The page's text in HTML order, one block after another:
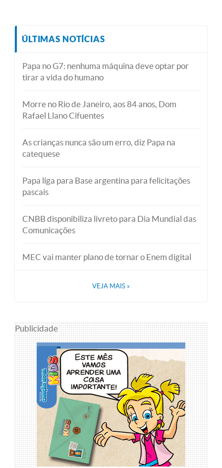
ÚLTIMAS NOTÍCIAS
Papa no G7: nenhuma máquina deve optar por
tirar a vida do humano
Morre no Rio de Janeiro, aos 84 anos, Dom
Rafael Llano Cifuentes
As crianças nunca são um erro, diz Papa na
catequese
Papa liga para Base argentina para felicitações
pascais
CNBB disponibiliza livreto para Dia Mundial das
Comunicações
MEC vai manter plano de tornar o Enem digital
VEJA MAIS »
Publicidade